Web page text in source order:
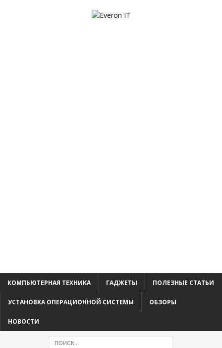
КОМПЬЮТЕРНАЯ ТЕХНИКА ГАДЖЕТЫ ПОЛЕЗНЫЕ СТАТЬИ
УСТАНОВКА ОПЕРАЦИОННОЙ СИСТЕМЫ ОБЗОРЫ
НОВОСТИ